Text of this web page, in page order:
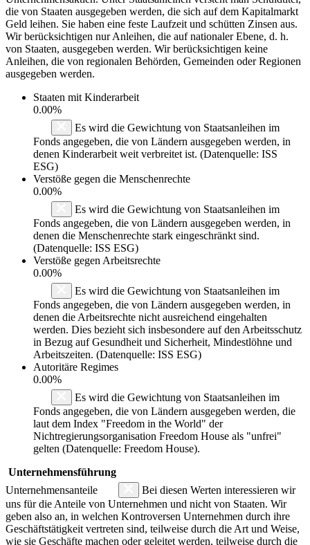
die von Staaten ausgegeben werden, die sich auf dem Kapitalmarkt
Geld leihen. Sie haben eine feste Laufzeit und schütten Zinsen aus.
Wir berücksichtigen nur Anleihen, die auf nationaler Ebene, d. h.
von Staaten, ausgegeben werden. Wir berücksichtigen keine
Anleihen, die von regionalen Behörden, Gemeinden oder Regionen
ausgegeben werden.
Staaten mit Kinderarbeit
0.00%
Es wird die Gewichtung von Staatsanleihen im
Fonds angegeben, die von Ländern ausgegeben werden, in
denen Kinderarbeit weit verbreitet ist. (Datenquelle: ISS
ESG)
Verstöße gegen die Menschenrechte
0.00%
Es wird die Gewichtung von Staatsanleihen im
Fonds angegeben, die von Ländern ausgegeben werden, in
denen die Menschenrechte stark eingeschränkt sind.
(Datenquelle: ISS ESG)
Verstöße gegen Arbeitsrechte
0.00%
Es wird die Gewichtung von Staatsanleihen im
Fonds angegeben, die von Ländern ausgegeben werden, in
denen die Arbeitsrechte nicht ausreichend eingehalten
werden. Dies bezieht sich insbesondere auf den Arbeitsschutz
in Bezug auf Gesundheit und Sicherheit, Mindestlöhne und
Arbeitszeiten. (Datenquelle: ISS ESG)
Autoritäre Regimes
0.00%
Es wird die Gewichtung von Staatsanleihen im
Fonds angegeben, die von Ländern ausgegeben werden, die
laut dem Index "Freedom in the World" der
Nichtregierungsorganisation Freedom House als "unfrei"
gelten (Datenquelle: Freedom House).
Unternehmensführung
Unternehmensanteile
Bei diesen Werten interessieren wir
uns für die Anteile von Unternehmen und nicht von Staaten. Wir
geben also an, in welchen Kontroversen Unternehmen durch ihre
Geschäftstätigkeit vertreten sind, teilweise durch die Art und Weise,
wie sie Geschäfte machen oder geleitet werden, teilweise durch die